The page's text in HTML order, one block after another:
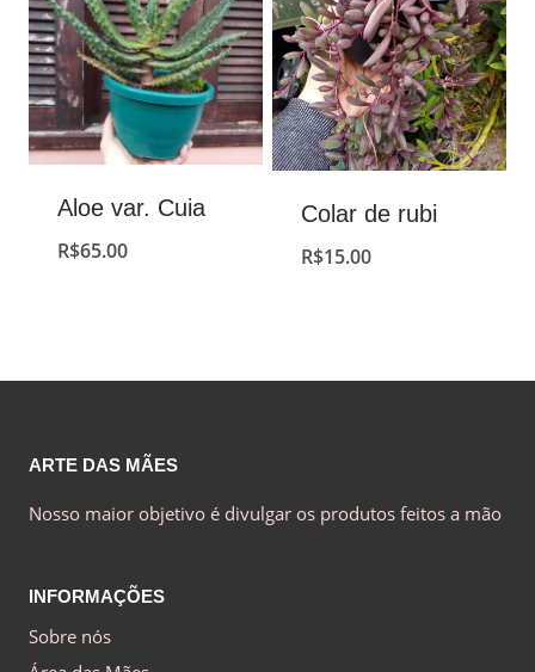
Aloe var. Cuia
R$65.00
Colar de rubi
R$15.00
ARTE DAS MÃES
Nosso maior objetivo é divulgar os produtos feitos a mão
INFORMAÇÕES
Sobre nós